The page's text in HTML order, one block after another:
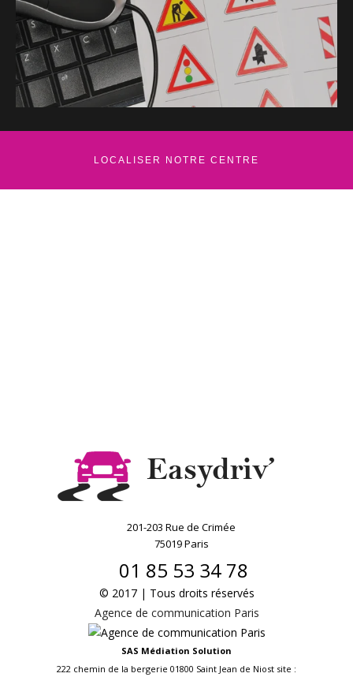
LOCALISER NOTRE CENTRE
201-203 Rue de Crimée
75019 Paris
01 85 53 34 78
© 2017 | Tous droits réservés
Agence de communication Paris
SAS Médiation Solution
222 chemin de la bergerie 01800 Saint Jean de Niost site :